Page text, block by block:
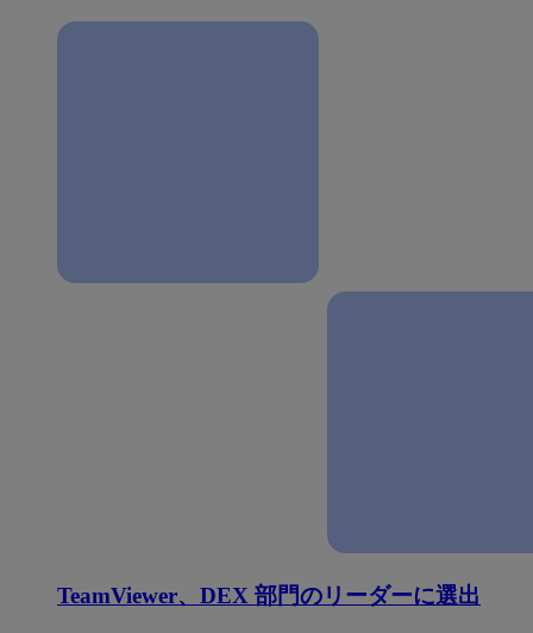
TeamViewer、DEX 部門のリーダーに選出